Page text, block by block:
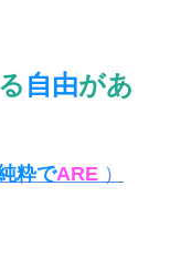
自由があ
粋でARE ）